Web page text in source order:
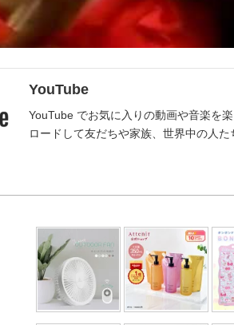
YouTube
YouTube でお気に入りの動画や音楽を
ロードして友だちや家族、世界中の人た